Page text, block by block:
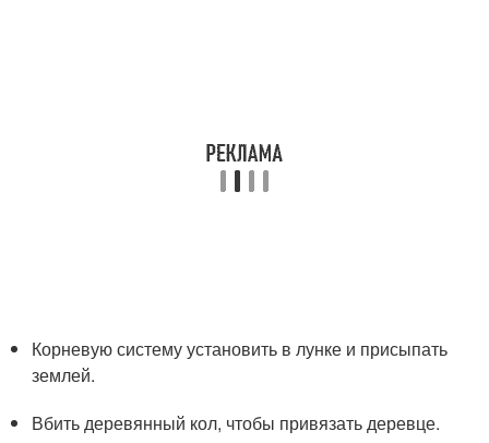
Корневую систему установить в лунке и присыпать
землей.
Вбить деревянный кол, чтобы привязать деревце.